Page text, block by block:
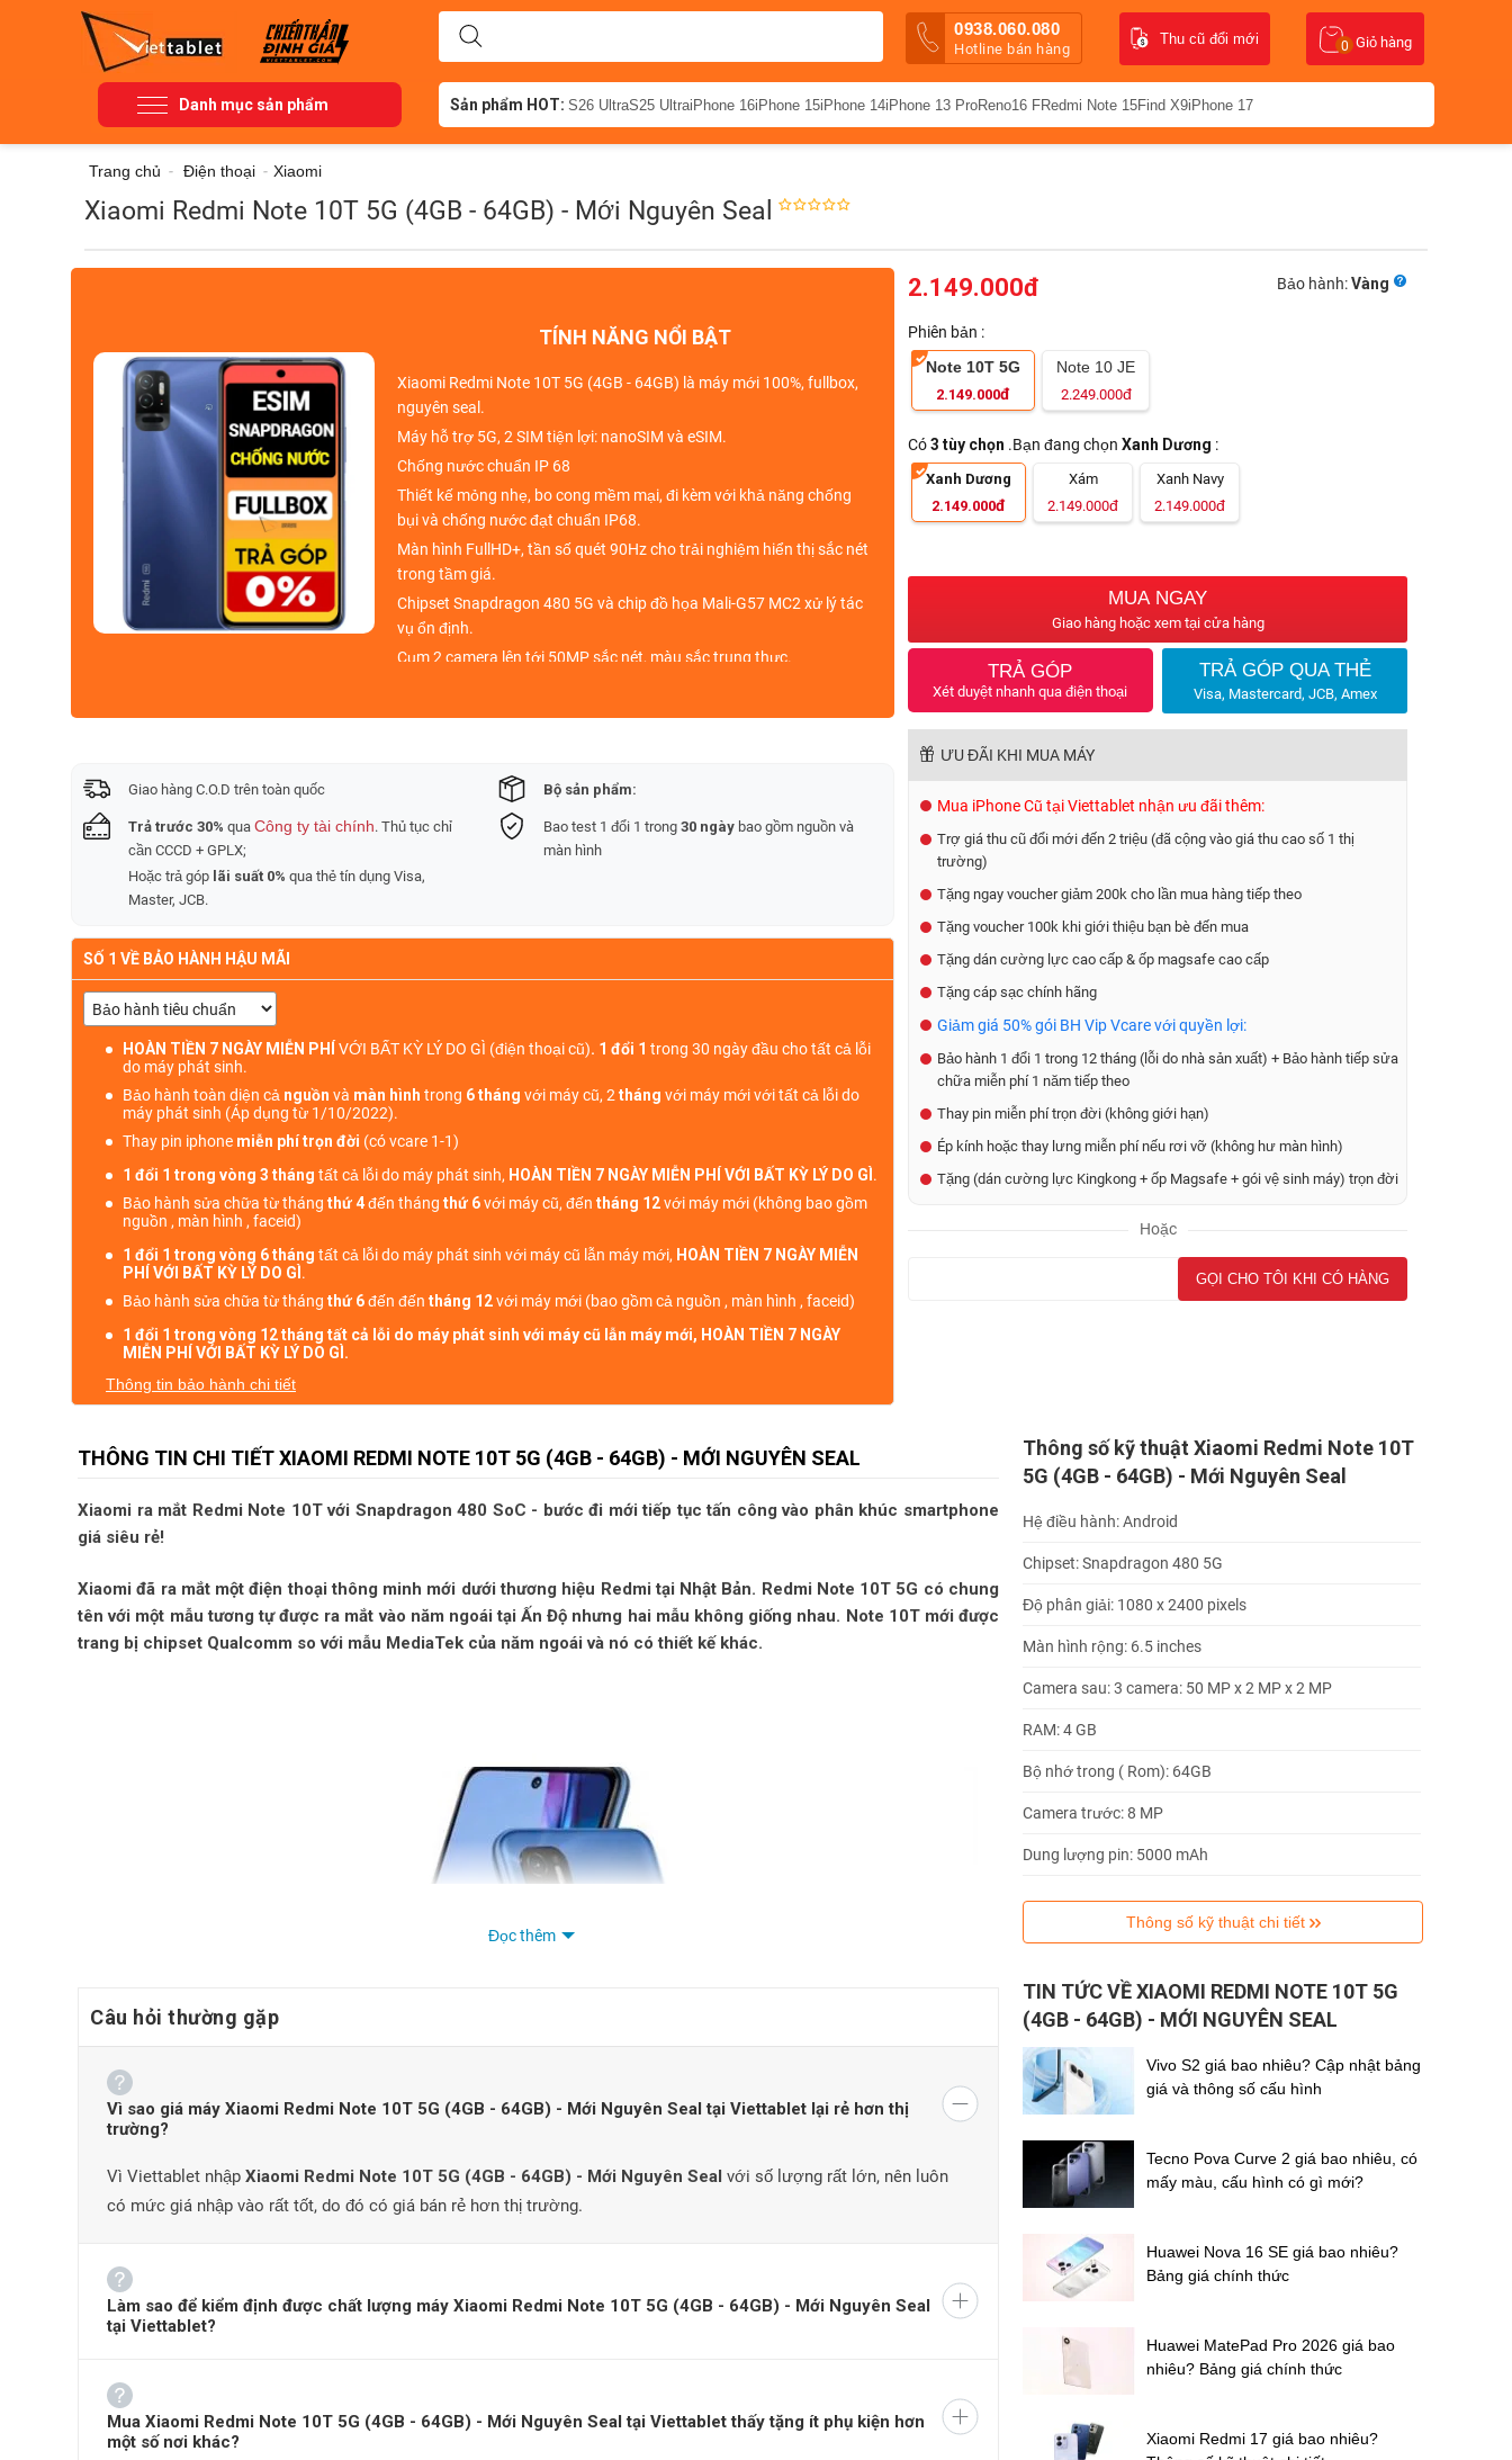
0938.060.080
Hotline bán hàng Giỏ hàng
0
Thu cũ đổi mới
Danh mục sản phẩm Sản phẩm HOT: S26 UltraS25 UltraiPhone 16iPhone 15iPhone 14iPhone 13 ProReno16 FRedmi Note 15Find X9iPhone 17
Trang chủ - Điện thoại - Xiaomi
Xiaomi Redmi Note 10T 5G (4GB - 64GB) - Mới Nguyên Seal
TÍNH NĂNG NỔI BẬT
Xiaomi Redmi Note 10T 5G (4GB - 64GB) là máy mới 100%, fullbox,
nguyên seal.
Máy hỗ trợ 5G, 2 SIM tiện lợi: nanoSIM và eSIM.
Chống nước chuẩn IP 68
Thiết kế mỏng nhẹ, bo cong mềm mại, đi kèm với khả năng chống
bụi và chống nước đạt chuẩn IP68.
Màn hình FullHD+, tần số quét 90Hzcho trải nghiệm hiển thị sắc nét
trong tầm giá.
Chipset Snapdragon 480 5G và chip đồ họa Mali-G57 MC2 xử lý tác
vụ ổn định.
Cụm 2 camera lên tới 50MPsắc nét, màu sắc trung thực.
Trả góp 0%, ship COD toàn quốc.
Giao hàng C.O.D trên toàn quốc Bộ sản phẩm:
Trả trước 30% qua Công ty tài chính. Thủ tục chỉ
cần CCCD + GPLX;
Bao test 1 đổi 1 trong30 ngày bao gồm nguồn và
màn hình
Hoặc trả góp lãi suất 0% qua thẻ tín dụng Visa,
Master, JCB.
SỐ 1 VỀ BẢO HÀNH HẬU MÃI
HOÀN TIỀN 7 NGÀY MIỄN PHÍ VỚI BẤT KỲ LÝ DO GÌ (điện thoại cũ). 1 đổi 1 trong 30 ngày đầu cho tất cả lỗi
do máy phát sinh.
Bảo hành toàn diện cả nguồn và màn hình trong 6 tháng với máy cũ, 2 tháng với máy mới với tất cả lỗi do
máy phát sinh (Áp dụng từ 1/10/2022).
Thay pin iphone miễn phí trọn đời (có vcare 1-1)
1 đổi 1 trong vòng 3 tháng tất cả lỗi do máy phát sinh, HOÀN TIỀN 7 NGÀY MIỄN PHÍ VỚI BẤT KỲ LÝ DO GÌ .
Bảo hành sửa chữa từ tháng thứ 4đến tháng thứ 6với máy cũ, đến tháng 12với máy mới (không bao gồm
nguồn , màn hình , faceid)
1 đổi 1 trong vòng 6 tháng tất cả lỗi do máy phát sinh với máy cũ lẫn máy mới, HOÀN TIỀN 7 NGÀY MIỄN
PHÍ VỚI BẤT KỲ LÝ DO GÌ .
Bảo hành sửa chữa từ tháng thứ 6đến đến tháng 12với máy mới (bao gồm cả nguồn , màn hình , faceid)
1 đổi 1 trong vòng 12 tháng tất cả lỗi do máy phát sinh với máy cũ lẫn máy mới, HOÀN TIỀN 7 NGÀY
MIỄN PHÍ VỚI BẤT KỲ LÝ DO GÌ.
Thông tin bảo hành chi tiết
2.149.000đ Bảo hành:Vàng
Phiên bản :
Note 10T 5G
2.149.000đ
Note 10 JE
2.249.000đ
Có3 tùy chọn .Bạn đang chọn Xanh Dương :
Xanh Dương
2.149.000đ
Xám
2.149.000đ
Xanh Navy
2.149.000đ
MUA NGAY
Giao hàng hoặc xem tại cửa hàng
TRẢ GÓP
Xét duyệt nhanh qua điện thoại
TRẢ GÓP QUA THẺ
Visa, Mastercard, JCB, Amex
ƯU ĐÃI KHI MUA MÁY
Mua iPhone Cũ tại Viettablet nhận ưu đãi thêm:
Trợ giá thu cũ đổi mới đến 2 triệu (đã cộng vào giá thu cao số 1 thị
trường)
Tặng ngay voucher giảm 200k cho lần mua hàng tiếp theo
Tặng voucher 100k khi giới thiệu bạn bè đến mua
Tặng dán cường lực cao cấp & ốp magsafe cao cấp
Tặng cáp sạc chính hãng
Giảm giá 50% gói BH Vip Vcare với quyền lợi:
Bảo hành 1 đổi 1 trong 12 tháng (lỗi do nhà sản xuất) + Bảo hành tiếp sửa
chữa miễn phí 1 năm tiếp theo
Thay pin miễn phí trọn đời (không giới hạn)
Ép kính hoặc thay lưng miễn phí nếu rơi vỡ (không hư màn hình)
Tặng (dán cường lực Kingkong + ốp Magsafe + gói vệ sinh máy) trọn đời
Hoặc
THÔNG TIN CHI TIẾT XIAOMI REDMI NOTE 10T 5G (4GB - 64GB) - MỚI NGUYÊN SEAL
Xiaomi ra mắt Redmi Note 10T với Snapdragon 480 SoC - bước đi mới tiếp tục tấn công vào phân khúc smartphone
giá siêu rẻ!
Xiaomi đã ra mắt một điện thoại thông minh mới dưới thương hiệu Redmi tại Nhật Bản. Redmi Note 10T 5G có chung
tên với một mẫu tương tự được ra mắt vào năm ngoái tại Ấn Độ nhưng hai mẫu không giống nhau. Note 10T mới được
trang bị chipset Qualcomm so với mẫu MediaTek của năm ngoái và nó có thiết kế khác.
Xiaomi Redmi Note 10T được ra mắt tại thị trường Nhật Bản với nhiều cải tiến đáng trông đợi
Thiết kế của Xiaomi Redmi Note 10T 5G giống với Redmi Note 10 5G đã được phát hành tại Trung Quốc.Với thiết kế đục lỗ
ở màn hình trước, giúp tối ưu khả năng hiển thị của màn hình. Đồng thời cũng giúp tổng thể máy trông hiện đại, bắt kịp nhịp
xu hướng hiện nay. Trong khi đó, ở phía sau máy có thiết lập camera kép được sắp xếp theo mô-đun dọc ở góc trên cùng
Đọc thêm
Câu hỏi thường gặp
Vì sao giá máy Xiaomi Redmi Note 10T 5G (4GB - 64GB) - Mới Nguyên Seal tại Viettablet lại rẻ hơn thị
trường?
Vì Viettablet nhập Xiaomi Redmi Note 10T 5G (4GB - 64GB) - Mới Nguyên Seal với số lượng rất lớn, nên luôn
có mức giá nhập vào rất tốt, do đó có giá bán rẻ hơn thị trường.
Làm sao để kiểm định được chất lượng máy Xiaomi Redmi Note 10T 5G (4GB - 64GB) - Mới Nguyên Seal
tại Viettablet?
Mua Xiaomi Redmi Note 10T 5G (4GB - 64GB) - Mới Nguyên Seal tại Viettablet thấy tặng ít phụ kiện hơn
một số nơi khác?
Thông số kỹ thuật Xiaomi Redmi Note 10T
5G (4GB - 64GB) - Mới Nguyên Seal
Hệ điều hành: Android
Chipset: Snapdragon 480 5G
Độ phân giải: 1080 x 2400 pixels
Màn hình rộng: 6.5 inches
Camera sau: 3 camera: 50 MP x 2 MP x 2 MP
RAM: 4 GB
Bộ nhớ trong ( Rom): 64GB
Camera trước: 8 MP
Dung lượng pin: 5000 mAh
Thông số kỹ thuật chi tiết
TIN TỨC VỀ XIAOMI REDMI NOTE 10T 5G
(4GB - 64GB) - MỚI NGUYÊN SEAL
Vivo S2 giá bao nhiêu? Cập nhật bảng
giá và thông số cấu hình
Tecno Pova Curve 2 giá bao nhiêu, có
mấy màu, cấu hình có gì mới?
Huawei Nova 16 SE giá bao nhiêu?
Bảng giá chính thức
Huawei MatePad Pro 2026 giá bao
nhiêu? Bảng giá chính thức
Xiaomi Redmi 17 giá bao nhiêu?